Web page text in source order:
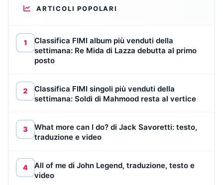
ARTICOLI POPOLARI
1
Classifica FIMI album più venduti della
settimana: Re Mida di Lazza debutta al primo
posto
2
Classifica FIMI singoli più venduti della
settimana: Soldi di Mahmood resta al vertice
3
What more can I do? di Jack Savoretti: testo,
traduzione e video
4
All of me di John Legend, traduzione, testo e
video